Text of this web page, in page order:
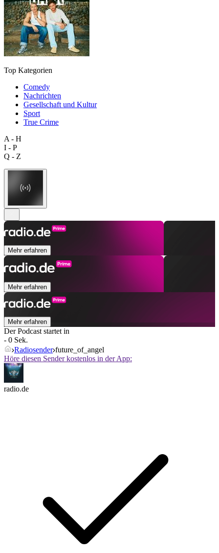
Top Kategorien
Comedy
Nachrichten
Gesellschaft und Kultur
Sport
True Crime
A - H
I - P
Q - Z
Mehr erfahren
Mehr erfahren
Mehr erfahren
Der Podcast startet in
- 0 Sek.
Radiosender future_of_angel
Höre diesen Sender kostenlos in der App:
radio.de